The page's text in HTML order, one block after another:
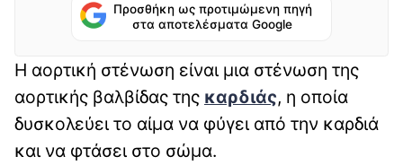
Προσθήκη ως προτιμώμενη πηγή
στα αποτελέσματα Google
Η αορτική στένωση είναι μια στένωση της
αορτικής βαλβίδας της καρδιάς, η οποία
δυσκολεύει το αίμα να φύγει από την καρδιά
και να φτάσει στο σώμα.